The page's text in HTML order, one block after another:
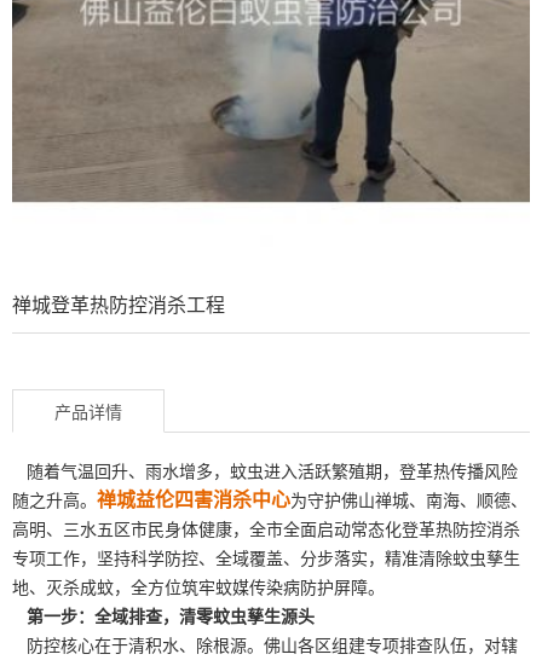
禅城登革热防控消杀工程
产品详情
随着气温回升、雨水增多，蚊虫进入活跃繁殖期，登革热传播风险
随之升高。 禅城益伦四害消杀中心为守护佛山禅城、南海、顺德、
高明、三水五区市民身体健康，全市全面启动常态化登革热防控消杀
专项工作，坚持科学防控、全域覆盖、分步落实，精准清除蚊虫孳生
地、灭杀成蚊，全方位筑牢蚊媒传染病防护屏障。
第一步：全域排查，清零蚊虫孳生源头
防控核心在于清积水、除根源。佛山各区组建专项排查队伍，对辖